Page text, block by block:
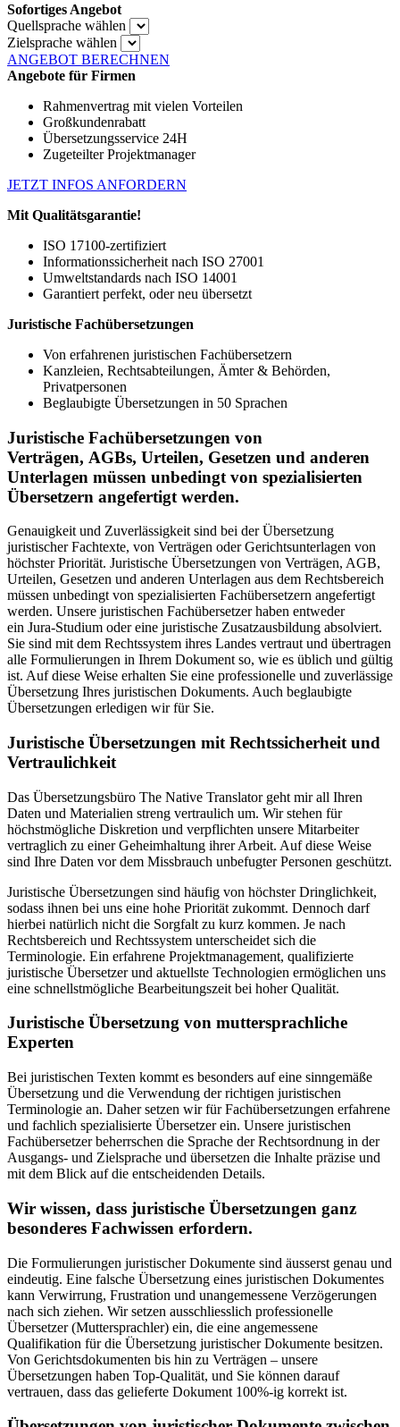
Sofortiges Angebot
Quellsprache wählen
Zielsprache wählen
ANGEBOT BERECHNEN
Angebote für Firmen
Rahmenvertrag mit vielen Vorteilen
Großkundenrabatt
Übersetzungsservice 24H
Zugeteilter Projektmanager
JETZT INFOS ANFORDERN
Mit Qualitätsgarantie!
ISO 17100-zertifiziert
Informationssicherheit nach ISO 27001
Umweltstandards nach ISO 14001
Garantiert perfekt, oder neu übersetzt
Juristische Fachübersetzungen
Von erfahrenen juristischen Fachübersetzern
Kanzleien, Rechtsabteilungen, Ämter & Behörden,
Privatpersonen
Beglaubigte Übersetzungen in 50 Sprachen
Juristische Fachübersetzungen von
Verträgen, AGBs, Urteilen, Gesetzen und anderen
Unterlagen müssen unbedingt von spezialisierten
Übersetzern angefertigt werden.
Genauigkeit und Zuverlässigkeit sind bei der Übersetzung
juristischer Fachtexte, von Verträgen oder Gerichtsunterlagen von
höchster Priorität. Juristische Übersetzungen von Verträgen, AGB,
Urteilen, Gesetzen und anderen Unterlagen aus dem Rechtsbereich
müssen unbedingt von spezialisierten Fachübersetzern angefertigt
werden. Unsere juristischen Fachübersetzer haben entweder
ein Jura-Studium oder eine juristische Zusatzausbildung absolviert.
Sie sind mit dem Rechtssystem ihres Landes vertraut und übertragen
alle Formulierungen in Ihrem Dokument so, wie es üblich und gültig
ist. Auf diese Weise erhalten Sie eine professionelle und zuverlässige
Übersetzung Ihres juristischen Dokuments. Auch beglaubigte
Übersetzungen erledigen wir für Sie.
Juristische Übersetzungen mit Rechtssicherheit und
Vertraulichkeit
Das Übersetzungsbüro The Native Translator geht mir all Ihren
Daten und Materialien streng vertraulich um. Wir stehen für
höchstmögliche Diskretion und verpflichten unsere Mitarbeiter
vertraglich zu einer Geheimhaltung ihrer Arbeit. Auf diese Weise
sind Ihre Daten vor dem Missbrauch unbefugter Personen geschützt.
Juristische Übersetzungen sind häufig von höchster Dringlichkeit,
sodass ihnen bei uns eine hohe Priorität zukommt. Dennoch darf
hierbei natürlich nicht die Sorgfalt zu kurz kommen. Je nach
Rechtsbereich und Rechtssystem unterscheidet sich die
Terminologie. Ein erfahrene Projektmanagement, qualifizierte
juristische Übersetzer und aktuellste Technologien ermöglichen uns
eine schnellstmögliche Bearbeitungszeit bei hoher Qualität.
Juristische Übersetzung von muttersprachliche
Experten
Bei juristischen Texten kommt es besonders auf eine sinngemäße
Übersetzung und die Verwendung der richtigen juristischen
Terminologie an. Daher setzen wir für Fachübersetzungen erfahrene
und fachlich spezialisierte Übersetzer ein. Unsere juristischen
Fachübersetzer beherrschen die Sprache der Rechtsordnung in der
Ausgangs- und Zielsprache und übersetzen die Inhalte präzise und
mit dem Blick auf die entscheidenden Details.
Wir wissen, dass juristische Übersetzungen ganz
besonderes Fachwissen erfordern.
Die Formulierungen juristischer Dokumente sind äusserst genau und
eindeutig. Eine falsche Übersetzung eines juristischen Dokumentes
kann Verwirrung, Frustration und unangemessene Verzögerungen
nach sich ziehen. Wir setzen ausschliesslich professionelle
Übersetzer (Muttersprachler) ein, die eine angemessene
Qualifikation für die Übersetzung juristischer Dokumente besitzen.
Von Gerichtsdokumenten bis hin zu Verträgen – unsere
Übersetzungen haben Top-Qualität, und Sie können darauf
vertrauen, dass das gelieferte Dokument 100%-ig korrekt ist.